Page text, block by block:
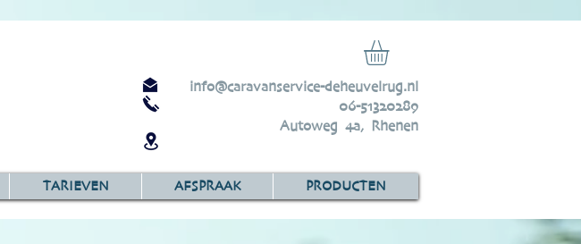
info@caravanservice-deheuvelrug.nl
06-51320289
Autoweg 4a, Rhenen
TARIEVEN AFSPRAAK PRODUCTEN